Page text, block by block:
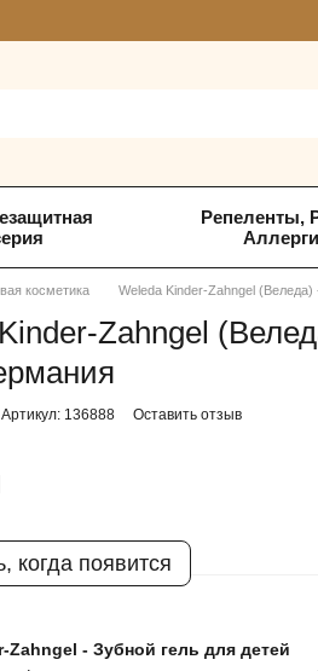
Репеленты,
косметика Weleda Kinder-Zahngel (Веледа)
Zahngel
Артикул: 136888 Оставить отзыв
когда появится
Zahngel - Зубной гель для детей